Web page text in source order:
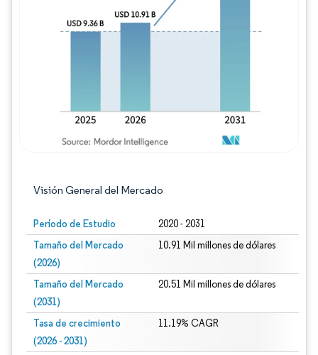
Visión General del Mercado
Período de Estudio 2020 - 2031
Tamaño del Mercado
(2026)
10.91 Mil millones de dólares
Tamaño del Mercado
(2031)
20.51 Mil millones de dólares
Tasa de crecimiento
(2026 - 2031)
11.19% CAGR
Imagen © Mordor Intelligence. El uso